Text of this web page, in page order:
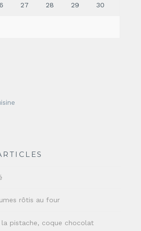
27 28 29 30
rôtis au four
la pistache, coque chocolat